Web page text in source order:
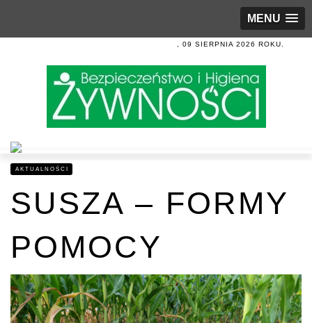
MENU
, 09 SIERPNIA 2026 ROKU.
AKTUALNOŚCI
SUSZA – FORMY
POMOCY